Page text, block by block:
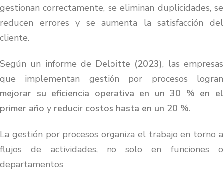
gestionan correctamente, se eliminan duplicidades, se
reducen errores y se aumenta la satisfacción del
cliente.
Según un informe de Deloitte (2023), las empresas
que implementan gestión por procesos logran
mejorar su eficiencia operativa en un 30 % en el
primer año y reducir costos hasta en un 20 %.
La gestión por procesos organiza el trabajo en torno a
flujos de actividades, no solo en funciones o
departamentos